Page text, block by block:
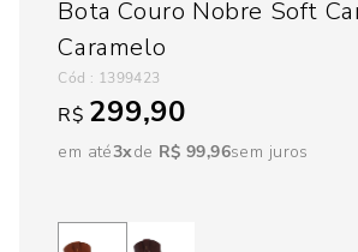
Bota Couro Nobre Soft
Caramelo
: 1399423
R$ 299,90
em até3 R$ 99,96sem juros